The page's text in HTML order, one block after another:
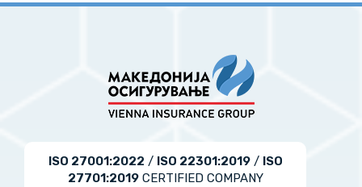
ISO 27001:2022 / ISO 22301:2019/ ISO
27701:2019CERTIFIED COMPANY